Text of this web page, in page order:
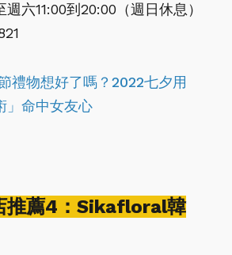
六11:00到20:00（週日休息）
禮物想好了嗎？2022七夕用
」命中女友心
推薦4：Sikafloral韓